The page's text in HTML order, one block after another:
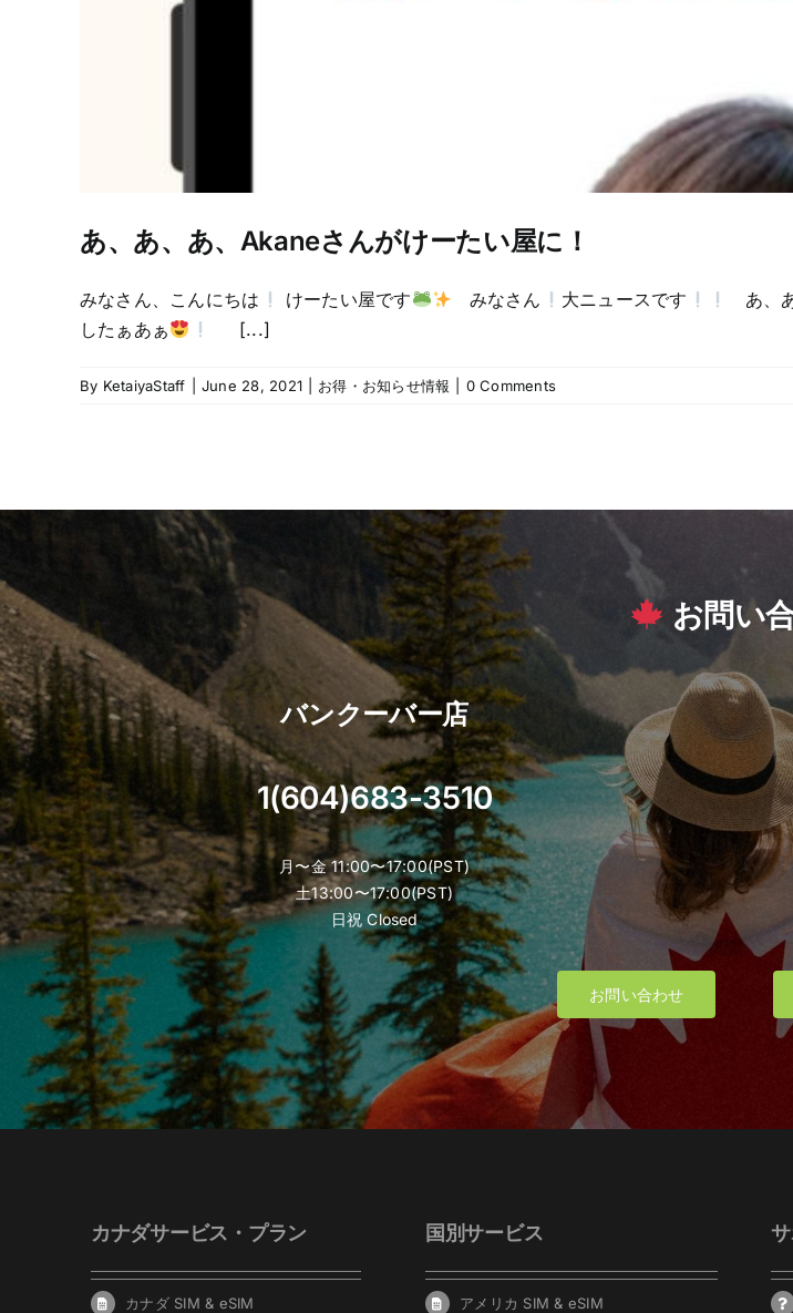
あ、あ、あ、Akaneさんがけーたい屋に！
みなさん、こんにちは けーたい屋です みなさん 大ニュースです
あ、
したぁあぁ
[...]
By KetaiyaStaff June 28, 2021 お得・お知らせ情報 0 Comments
お問い
バンクーバー店
1(604)683-3510
月〜金 11:00〜17:00(PST)
土13:00〜17:00(PST)
日祝 Closed
お問い合わせ
カナダサービス・プラン
カナダ SIM & eSIM
国別サービス
アメリカ SIM & eSIM